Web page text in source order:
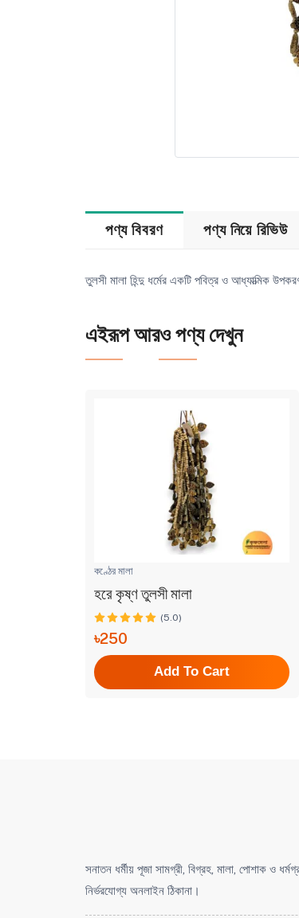
পণ্য বিবরণ পণ্য নিয়ে রিভিউ
তুলসী মালা হিন্দু ধর্মের একটি পবিত্র ও আধ্যাত্মিক
এইরূপ আরও পণ্য দেখুন
কণ্ঠের মালা
হরে কৃষ্ণ তুলসী মালা
(5.0)
৳250
Add To Cart
সনাতন ধর্মীয় পূজা সামগ্রী, বিগ্রহ, মালা, পোশাক ও
নির্ভরযোগ্য অনলাইন ঠিকানা।